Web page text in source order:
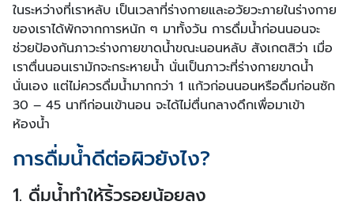
ในระหว่างที่เราหลับ เป็นเวลาที่ร่างกายและอวัยวะภายในร่างกาย
ของเราได้พักจากการหนัก ๆ มาทั้งวัน การดื่มน้ำก่อนนอนจะ
ช่วยป้องกันภาวะร่างกายขาดน้ำขณะนอนหลับ สังเกตสิว่า เมื่อ
เราตื่นนอนเรามักจะกระหายน้ำ นั่นเป็นภาวะที่ร่างกายขาดน้ำ
นั่นเอง แต่ไม่ควรดื่มน้ำมากกว่า 1 แก้วก่อนนอนหรือดื่มก่อนซัก
30 – 45 นาทีก่อนเข้านอน จะได้ไม่ตื่นกลางดึกเพื่อมาเข้า
ห้องน้ำ
การดื่มน้ำดีต่อผิวยังไง?
1. ดื่มน้ำทำให้ริ้วรอยน้อยลง